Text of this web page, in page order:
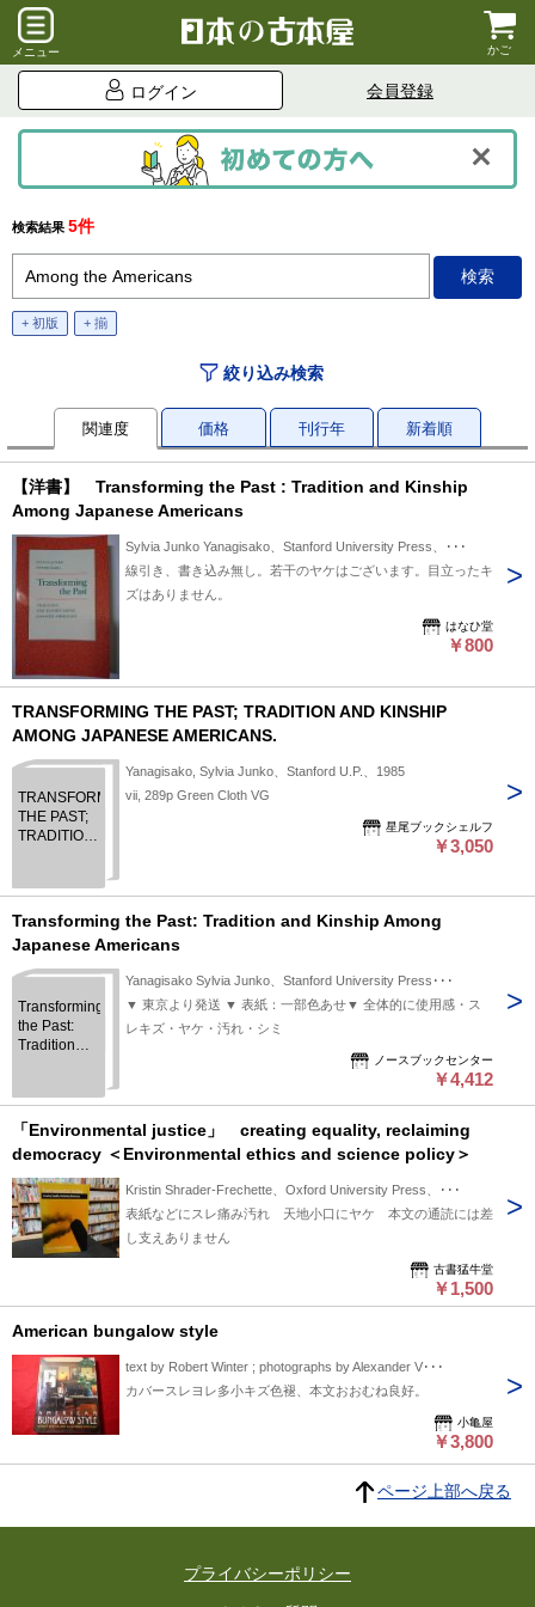
メニュー かご
ログイン 会員登録
検索結果 5件
+ 初版 + 揃
絞り込み検索
関連度 価格 刊行年 新着順
【洋書】 Transforming the Past : Tradition and Kinship
Among Japanese Americans
Sylvia Junko Yanagisako、Stanford University Press、･･･
線引き、書き込み無し。若干のヤケはございます。目立ったキ
ズはありません。
はなひ堂
￥800
TRANSFORMING THE PAST; TRADITION AND KINSHIP
AMONG JAPANESE AMERICANS.
TRANSFORMING
THE PAST;
TRADITION
AMONG
JAPANESE
AMERICANS.
Yanagisako, Sylvia Junko、Stanford U.P.、1985
vii, 289p Green Cloth VG
星尾ブックシェルフ
￥3,050
Transforming the Past: Tradition and Kinship Among
Japanese Americans
Transforming
the Past:
Tradition
Japanese
Americans
Yanagisako Sylvia Junko、Stanford University Press･･･
▼ 東京より発送 ▼ 表紙：一部色あせ▼ 全体的に使用感・ス
レキズ・ヤケ・汚れ・シミ
ノースブックセンター
￥4,412
「Environmental justice」 creating equality, reclaiming
democracy ＜Environmental ethics and science policy＞
Kristin Shrader-Frechette、Oxford University Press、･･･
表紙などにスレ痛み汚れ 天地小口にヤケ 本文の通読には差
し支えありません
古書猛牛堂
￥1,500
American bungalow style
text by Robert Winter ; photographs by Alexander V･･･
カバースレヨレ多小キズ色褪、本文おおむね良好。
小亀屋
￥3,800
ページ上部へ戻る
プライバシーポリシー